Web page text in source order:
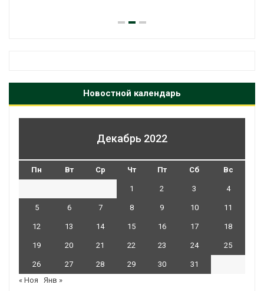
Новостной календарь
Декабрь 2022
Пн Вт Ср Чт Пт Сб Вс
1 2 3 4
5 6 7 8 9 10 11
12 13 14 15 16 17 18
19 20 21 22 23 24 25
26 27 28 29 30
31
« Ноя
Янв »